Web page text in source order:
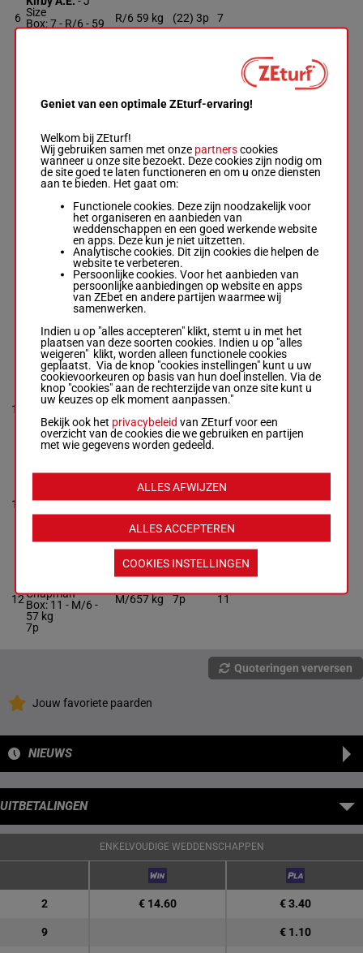
6 Size
Box: 7 - R/6 - 59
R/6 59 kg (22) 3p 7
Hutchinson Cal.
(22) 9p 12p
PLAYACTOR
Fallon C. -R
H/3 -
H/359 kg 10
UMBERTO
Muscutt D.-
Wyrzyk A.
R/5 -59
(22) 2p
R/559 kg
10
AFLOAT
Hornby Rob.-
George Scott
Box: 12 -
M/5 -
57 kg
11
M Balding
Box: 5 -M/3 -57
M/357 kg 5
12Chapman
Box: 11 - M/6 -
57 kg
7p
M/657 kg 7p 11
Quoteringen verversen
Jouw favoriete paarden
NIEUWS
UITBETALINGEN
ENKELVOUDIGE WEDDENSCHAPPEN
2 € 14.60 € 3.40
9 € 1.10
Geniet van een optimale ZEturf-ervaring!
Welkom bij ZEturf!
Wij gebruiken samen met onze partnerscookies
wanneer u onze site bezoekt. Deze cookies zijn nodig om
de site goed te laten functioneren en om u onze diensten
aan te bieden. Het gaat om:
Functionele cookies. Deze zijn noodzakelijk voor
het organiseren en aanbieden van
weddenschappen en een goed werkende website
en apps. Deze kun je niet uitzetten.
Analytische cookies. Dit zijn cookies die helpen de
website te verbeteren.
Persoonlijke cookies. Voor het aanbieden van
persoonlijke aanbiedingen op website en apps
van ZEbet en andere partijen waarmee wij
samenwerken.
Indien u op "alles accepteren" klikt, stemt u in met het
plaatsen van deze soorten cookies. Indien u op "alles
weigeren" klikt, worden alleen functionele cookies
geplaatst. Via de knop "cookies instellingen" kunt u uw
cookievoorkeuren op basis van hun doel instellen. Via de
knop "cookies" aan de rechterzijde van onze site kunt u
uw keuzes op elk moment aanpassen."
Bekijk ook het privacybeleid van ZEturf voor een
overzicht van de cookies die we gebruiken en partijen
met wie gegevens worden gedeeld.
ALLES ACCEPTEREN
ALLES AFWIJZEN
COOKIES INSTELLINGEN